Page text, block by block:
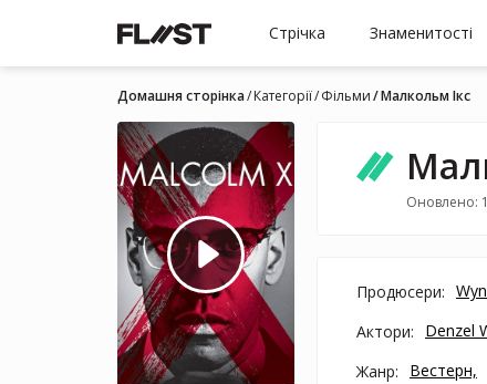
Стрічка Знаменитості
Домашня сторінка Категорії Фільми Малкольм Ікс
Оновлено:
Продюсери:
Актори:
Denzel
Жанр:
Вестерн,